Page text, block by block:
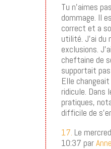
Tu n’aimes
dommage. Il
correct et a
utilité. J’ai du
exclusions.
cheftaine de
supportait
Elle
ridicule. Dans
pratiques,
difficile de
17. Le
10:37 parAnne